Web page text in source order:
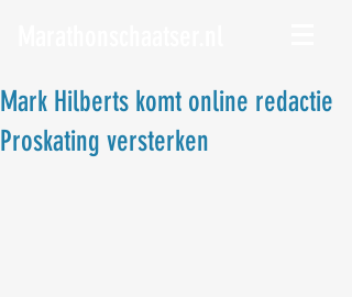
Mark Hilberts komt online redactie
Proskating versterken